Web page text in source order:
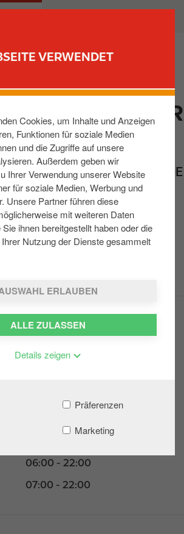
VERWENDET
Cookies, um Inhalte und Anzeigen
Funktionen für soziale Medien
und die Zugriffe auf unsere
Außerdem geben wir
Ihrer Verwendung unserer Website
für soziale Medien, Werbung und
Unsere Partner führen diese
mit weiteren Daten
ihnen bereitgestellt haben oder die
Nutzung der Dienste gesammelt
ERLAUBEN
ALLE ZULASSEN
Details zeigen
Präferenzen
Marketing
HOCKENHEIMER
108,Ketsch,68775 DE
Opening hours
06:00 - 22:00
06:00 - 22:00
07:00 - 22:00